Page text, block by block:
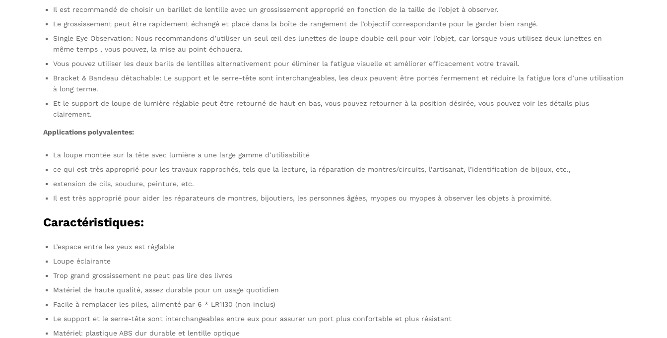
Il est recommandé de choisir un barillet de lentille avec un grossissement approprié en fonction de la taille de l’objet à observer.
Le grossissement peut être rapidement échangé et placé dans la boîte de rangement de l’objectif correspondante pour le garder bien rangé.
Single Eye Observation: Nous recommandons d’utiliser un seul œil des lunettes de loupe double œil pour voir l’objet, car lorsque vous utilisez deux lunettes en
même temps , vous pouvez, la mise au point échouera.
Vous pouvez utiliser les deux barils de lentilles alternativement pour éliminer la fatigue visuelle et améliorer efficacement votre travail.
Bracket & Bandeau détachable: Le support et le serre-tête sont interchangeables, les deux peuvent être portés fermement et réduire la fatigue lors d’une utilisation
à long terme.
Et le support de loupe de lumière réglable peut être retourné de haut en bas, vous pouvez retourner à la position désirée, vous pouvez voir les détails plus
clairement.
Applications polyvalentes:
La loupe montée sur la tête avec lumière a une large gamme d’utilisabilité
ce qui est très approprié pour les travaux rapprochés, tels que la lecture, la réparation de montres/circuits, l’artisanat, l’identification de bijoux, etc.,
extension de cils, soudure, peinture, etc.
Il est très approprié pour aider les réparateurs de montres, bijoutiers, les personnes âgées, myopes ou myopes à observer les objets à proximité.
Caractéristiques:
L’espace entre les yeux est réglable
Loupe éclairante
Trop grand grossissement ne peut pas lire des livres
Matériel de haute qualité, assez durable pour un usage quotidien
Facile à remplacer les piles, alimenté par 6 * LR1130 (non inclus)
Le support et le serre-tête sont interchangeables entre eux pour assurer un port plus confortable et plus résistant
Matériel: plastique ABS dur durable et lentille optique